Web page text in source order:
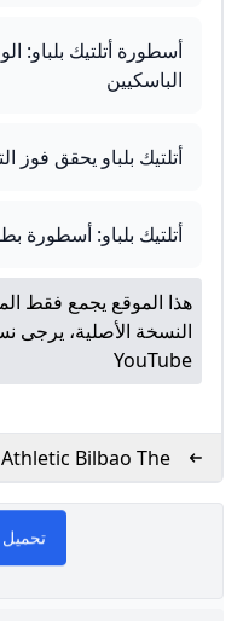
أسطورة أتلتيك بلباو:
الباسكيين
أتلتيك بلباو يحقق فوز التاريخ 12-1 على
أتلتيك بلباو: أسطورة
هذا الموقع يجمع فقط
النسخة الأصلية، يرجى
YouTube
Athletic Bilbao The
Guardian
تحميل